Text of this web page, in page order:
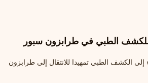
الطبي في طرابزون سبور
الكشف الطبي تمهيدا للانتقال إلى طرابزون